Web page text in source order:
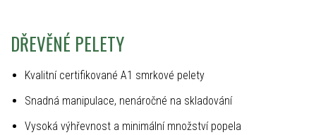
DŘEVĚNÉ PELETY
Kvalitní certifikované A1 smrkové pelety
Snadná manipulace, nenáročné na skladování
Vysoká výhřevnost a minimální množství popela